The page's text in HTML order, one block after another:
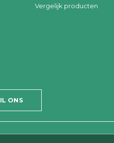
Vergelijk producten
ONS